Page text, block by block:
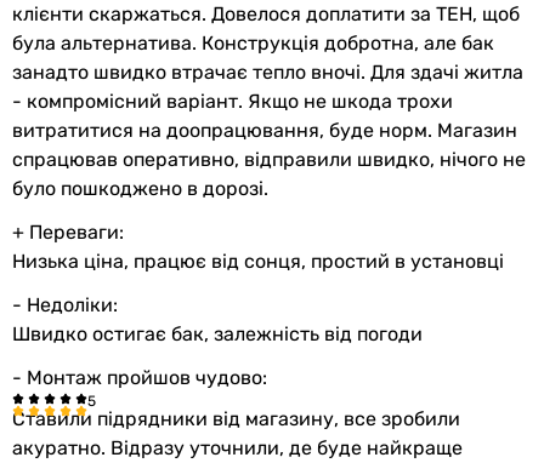
клієнти скаржаться. Довелося доплатити за ТЕН, щоб
була альтернатива. Конструкція добротна, але бак
занадто швидко втрачає тепло вночі. Для здачі житла
- компромісний варіант. Якщо не шкода трохи
витратитися на доопрацювання, буде норм. Магазин
спрацював оперативно, відправили швидко, нічого не
було пошкоджено в дорозі.
+ Переваги:
Низька ціна, працює від сонця, простий в установці
- Недоліки:
Швидко остигає бак, залежність від погоди
- Монтаж пройшов чудово:
Ставили підрядники від магазину, все зробили
акуратно. Відразу уточнили, де буде найкраще